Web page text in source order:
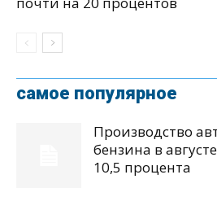
самое популярное
Производство
бензина в
10,5 процента